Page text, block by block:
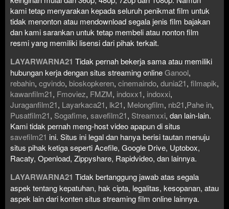
kami tetap menyarakan kepada seluruh penikmat film untuk
tidak menonton atau mendownload segala jenis film bajakan
dan kami sarankan untuk tetap membeli atau nonton film
resmi yang memiliki lisensi dari pihak terkait.
LAYARWARNA21 Tidak pernah bekerja sama atau memiliki
hubungan kerja dengan situs streaming onlineGanool,
rebahin, cgvindo, bioskopkeren, cinemaindo, dunia21, filmapik,
kawanfilm21, Fmoviez, FMZM, indoxx1, indoxxi,
Juraganfilm21, Layarkaca21, lk21, Melongfilm, nb21,Pahe in,
Pusatfilm21, Sogafime, savefilm21, Streamxxi, dan lain-lain.
Kami tidak pernah meng-host video apapun di situs
savefilm21 ini. Situs ini legal dan hanya berisi tautan menuju
situs pihak ketiga seperti Acefile, Google Drive, Uptobox,
Racaty, Openload, Zippyshare, Rapidvideo, dan lainnya.
LAYARWARNA21 Tidak bertanggung jawab atas segala
aspek tentang kepatuhan, hak cipta, legalitas, kesopanan, atau
aspek lain dari konten situs streaming film online lainnya.